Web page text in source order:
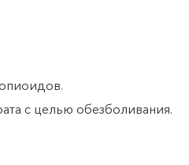
с целью обезболивания.